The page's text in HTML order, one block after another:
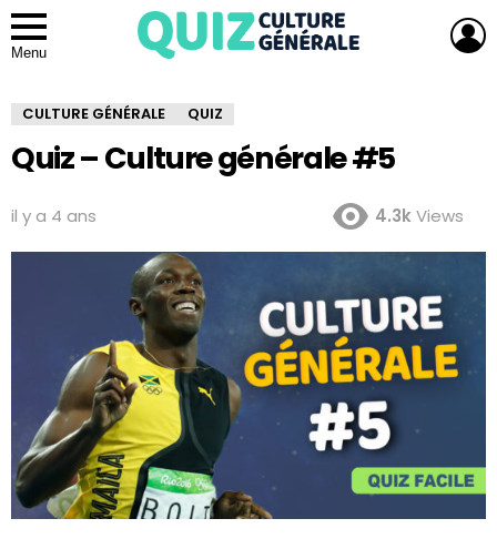
Menu
CULTURE GÉNÉRALE QUIZ
Quiz – Culture générale #5
il y a 4 ans 4.3kViews